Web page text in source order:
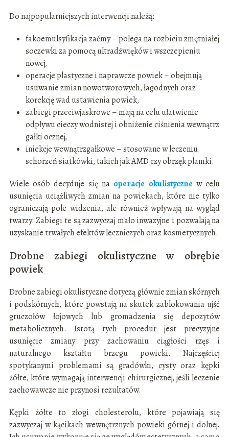
Do najpopularniejszych interwencji należą:
fakoemulsyfikacja zaćmy – polega na rozbiciu zmętniałej
soczewki za pomocą ultradźwięków i wszczepieniu
nowej,
operacje plastyczne i naprawcze powiek – obejmują
usuwanie zmian nowotworowych, łagodnych oraz
korekcję wad ustawienia powiek,
zabiegi przeciwjaskrowe – mają na celu ułatwienie
odpływu cieczy wodnistej i obniżenie ciśnienia wewnątrz
gałki ocznej,
iniekcje wewnątrzgałkowe – stosowane w leczeniu
schorzeń siatkówki, takich jak AMD czy obrzęk plamki.
Wiele osób decyduje się na operacje okulistyczne w celu
usunięcia uciążliwych zmian na powiekach, które nie tylko
ograniczają pole widzenia, ale również wpływają na wygląd
twarzy. Zabiegi te są zazwyczaj mało inwazyjne i pozwalają na
uzyskanie trwałych efektów leczniczych oraz kosmetycznych.
Drobne zabiegi okulistyczne w obrębie
powiek
Drobne zabiegi okulistyczne dotyczą głównie zmian skórnych
i podskórnych, które powstają na skutek zablokowania ujść
gruczołów łojowych lub gromadzenia się depozytów
metabolicznych. Istotą tych procedur jest precyzyjne
usunięcie zmiany przy zachowaniu ciągłości rzęs i
naturalnego kształtu brzegu powieki. Najczęściej
spotykanymi problemami są gradówki, cysty oraz kępki
żółte, które wymagają interwencji chirurgicznej, jeśli leczenie
zachowawcze nie przynosi rezultatów.
Kępki żółte to złogi cholesterolu, które pojawiają się
zazwyczaj w kącikach wewnętrznych powieki górnej i dolnej.